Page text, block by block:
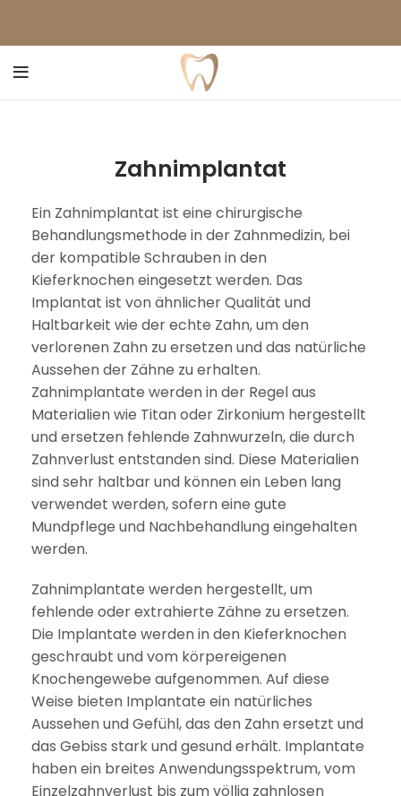
Zahnimplantat
Ein Zahnimplantat ist eine chirurgische
Behandlungsmethode in der Zahnmedizin, bei
der kompatible Schrauben in den
Kieferknochen eingesetzt werden. Das
Implantat ist von ähnlicher Qualität und
Haltbarkeit wie der echte Zahn, um den
verlorenen Zahn zu ersetzen und das natürliche
Aussehen der Zähne zu erhalten.
Zahnimplantate werden in der Regel aus
Materialien wie Titan oder Zirkonium hergestellt
und ersetzen fehlende Zahnwurzeln, die durch
Zahnverlust entstanden sind. Diese Materialien
sind sehr haltbar und können ein Leben lang
verwendet werden, sofern eine gute
Mundpflege und Nachbehandlung eingehalten
werden.
Zahnimplantate werden hergestellt, um
fehlende oder extrahierte Zähne zu ersetzen.
Die Implantate werden in den Kieferknochen
geschraubt und vom körpereigenen
Knochengewebe aufgenommen. Auf diese
Weise bieten Implantate ein natürliches
Aussehen und Gefühl, das den Zahn ersetzt und
das Gebiss stark und gesund erhält. Implantate
haben ein breites Anwendungsspektrum, vom
Einzelzahnverlust bis zum völlig zahnlosen